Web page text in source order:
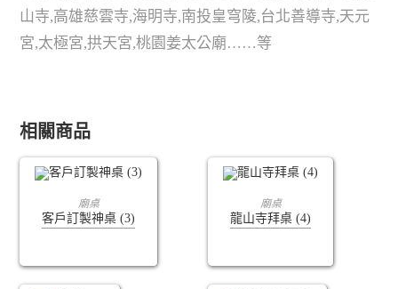
山寺,高雄慈雲寺,海明寺,南投皇穹陵,台北善導寺,天元
宮,太極宮,拱天宮,桃園姜太公廟……等
相關商品
查看內容
廟桌
客戶訂製神桌 (3)
查看內容
廟桌
龍山寺拜桌 (4)